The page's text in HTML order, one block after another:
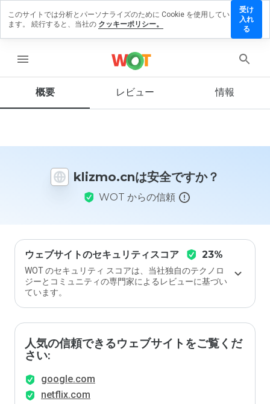
menu
概要 レビュー 情報
klizmo.cnは安全ですか？
WOT からの信頼
ウェブサイトのセキュリティスコア 23%
WOT のセキュリティ スコアは、当社独自のテクノロ
ジーとコミュニティの専門家によるレビューに基づい
ています。
人気の信頼できるウェブサイトをご覧くだ
さい:
google.com
netflix.com
ビュ
を残す
この
イト
価し
ます
か？
このサイトでは分析とパーソナライズのために Cookie を使用してい
ます。 続行すると、当社の クッキーポリシー。
受け
入れ
る